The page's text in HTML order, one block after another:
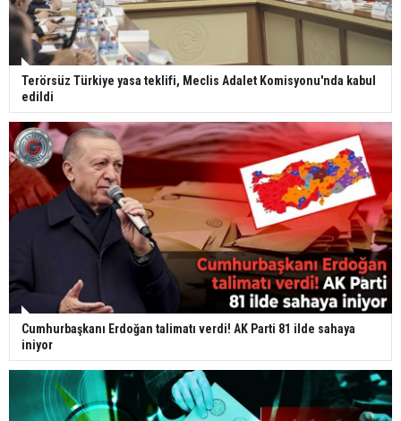
Terörsüz Türkiye yasa teklifi, Meclis Adalet Komisyonu'nda kabul
edildi
Cumhurbaşkanı Erdoğan talimatı verdi! AK Parti 81 ilde sahaya
iniyor